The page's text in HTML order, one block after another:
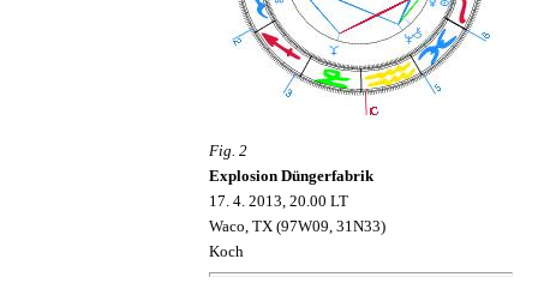
Fig. 2
Explosion Düngerfabrik
17. 4. 2013, 20.00 LT
Waco, TX (97W09, 31N33)
Koch